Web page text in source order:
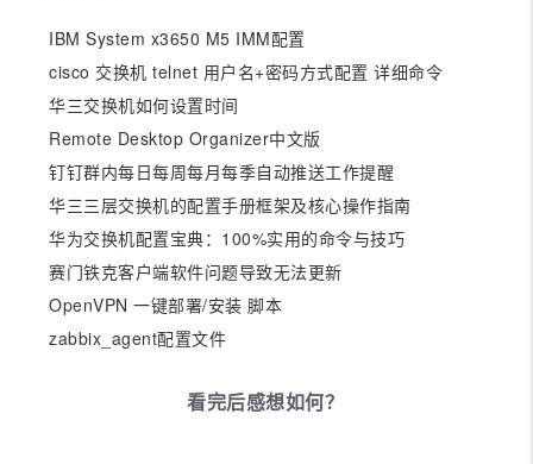
IBM System x3650 M5 IMM配置
cisco 交换机 telnet 用户名+密码方式配置 详细命令
华三交换机如何设置时间
Remote Desktop Organizer中文版
钉钉群内每日每周每月每季自动推送工作提醒
华三三层交换机的配置手册框架及核心操作指南
华为交换机配置宝典：100%实用的命令与技巧
赛门铁克客户端软件问题导致无法更新
OpenVPN 一键部署/安装 脚本
zabbix_agent配置文件
看完后感想如何？